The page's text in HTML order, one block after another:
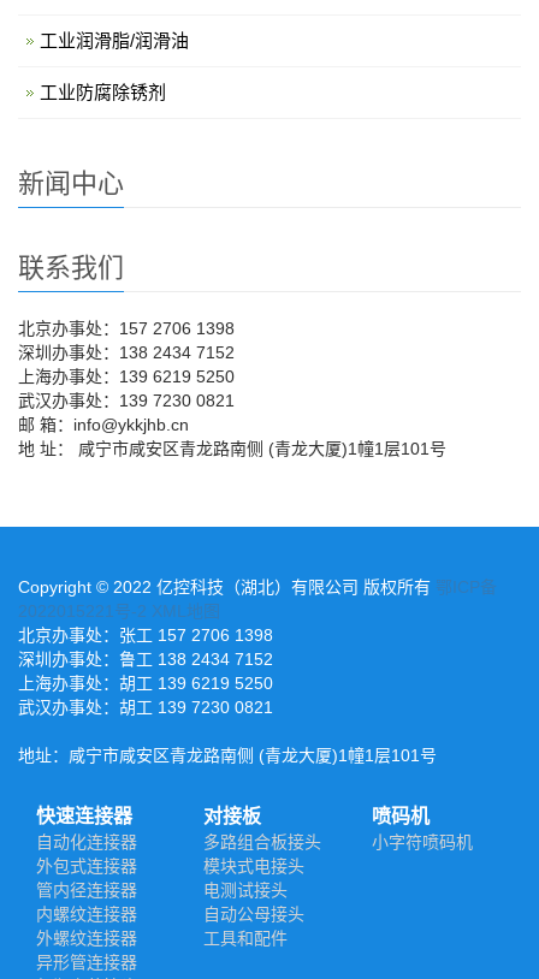
工业润滑脂/润滑油
工业防腐除锈剂
新闻中心
联系我们
北京办事处：157 2706 1398
深圳办事处：138 2434 7152
上海办事处：139 6219 5250
武汉办事处：139 7230 0821
邮 箱：info@ykkjhb.cn
地 址： 咸宁市咸安区青龙路南侧 (青龙大厦)1幢1层101号
Copyright © 2022 亿控科技（湖北）有限公司 版权所有 鄂ICP备
2022015221号-2 XML地图
北京办事处：张工 157 2706 1398
深圳办事处：鲁工 138 2434 7152
上海办事处：胡工 139 6219 5250
武汉办事处：胡工 139 7230 0821
地址：咸宁市咸安区青龙路南侧 (青龙大厦)1幢1层101号
快速连接器
自动化连接器
外包式连接器
管内径连接器
内螺纹连接器
外螺纹连接器
异形管连接器
对接板
多路组合板接头
模块式电接头
电测试接头
自动公母接头
工具和配件
喷码机
小字符喷码机